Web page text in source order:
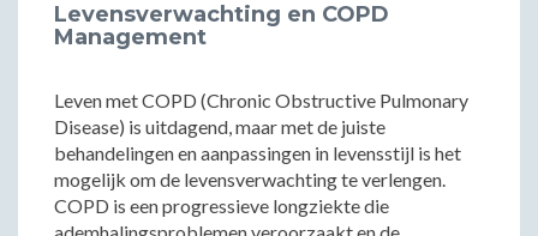
Levensverwachting en COPD
Management
Leven met COPD (Chronic Obstructive Pulmonary
Disease) is uitdagend, maar met de juiste
behandelingen en aanpassingen in levensstijl is het
mogelijk om de levensverwachting te verlengen.
COPD is een progressieve longziekte die